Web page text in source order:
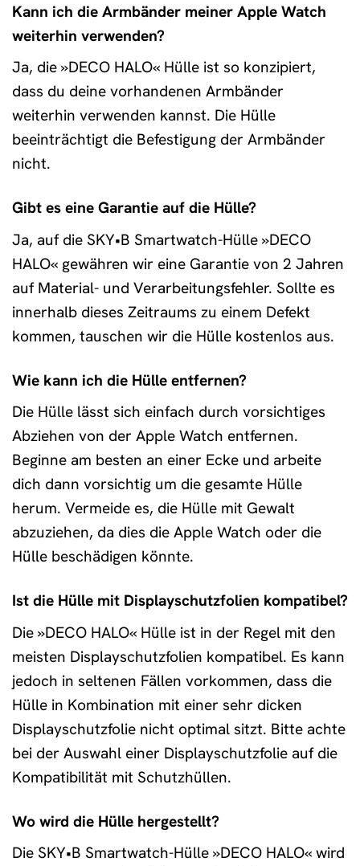
Kann ich die Armbänder meiner Apple Watch
weiterhin verwenden?
Ja, die »DECO HALO« Hülle ist so konzipiert,
dass du deine vorhandenen Armbänder
weiterhin verwenden kannst. Die Hülle
beeinträchtigt die Befestigung der Armbänder
nicht.
Gibt es eine Garantie auf die Hülle?
Ja, auf die SKY•B Smartwatch-Hülle »DECO
HALO« gewähren wir eine Garantie von 2 Jahren
auf Material- und Verarbeitungsfehler. Sollte es
innerhalb dieses Zeitraums zu einem Defekt
kommen, tauschen wir die Hülle kostenlos aus.
Wie kann ich die Hülle entfernen?
Die Hülle lässt sich einfach durch vorsichtiges
Abziehen von der Apple Watch entfernen.
Beginne am besten an einer Ecke und arbeite
dich dann vorsichtig um die gesamte Hülle
herum. Vermeide es, die Hülle mit Gewalt
abzuziehen, da dies die Apple Watch oder die
Hülle beschädigen könnte.
Ist die Hülle mit Displayschutzfolien kompatibel?
Die »DECO HALO« Hülle ist in der Regel mit den
meisten Displayschutzfolien kompatibel. Es kann
jedoch in seltenen Fällen vorkommen, dass die
Hülle in Kombination mit einer sehr dicken
Displayschutzfolie nicht optimal sitzt. Bitte achte
bei der Auswahl einer Displayschutzfolie auf die
Kompatibilität mit Schutzhüllen.
Wo wird die Hülle hergestellt?
Die SKY•B Smartwatch-Hülle »DECO HALO« wird